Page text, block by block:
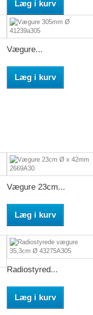
Læg i kurv
Vægure...
Læg i kurv
Vægure 23cm...
Læg i kurv
Radiostyred...
Læg i kurv